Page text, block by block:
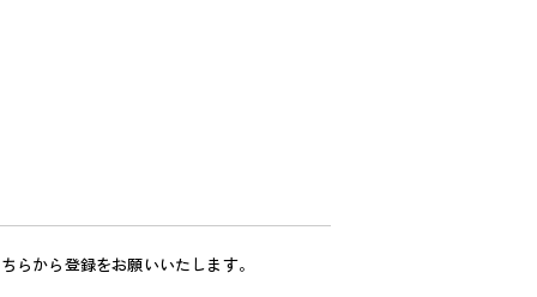
らから登録をお願いいたします。